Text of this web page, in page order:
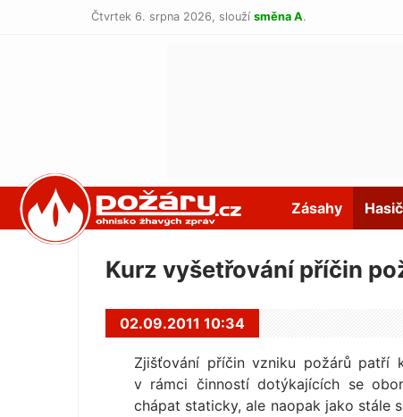
Čtvrtek 6. srpna 2026, slouží směna A.
POŽÁRY.cz Zásahy
Kurz vyšetřování příčin
02.09.2011 10:34
Zjišťování příčin vzniku požárů patří
v rámci činností dotýkajících se
chápat staticky, ale naopak jako stále